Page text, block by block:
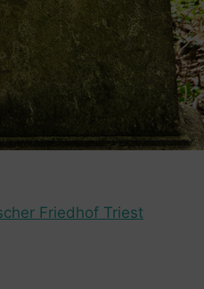
Friedhof Triest